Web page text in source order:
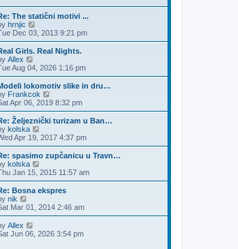
o
s
e
s
p
o
s
e
l
t
e
s
p
o
s
t
w
t
h
e
l
a
e
s
t
p
o
s
t
The statični motivi ...
hrnjic
i
e
w
h
e
a
t
e
t
p
o
s
t
Dec 03, 2013 9:21 pm
Girls. Real Nights.
Allex
i
e
w
t
h
a
t
e
t
p
o
s
t
Aug 04, 2026 1:16 pm
lokomotiv slike in dru…
Frankcok
i
e
w
h
a
t
e
t
o
s
Apr 06, 2019 8:32 pm
Željeznički turizam u Ban…
kolska
i
e
w
h
a
t
e
p
Apr 19, 2017 4:37 pm
spasimo zupčanicu u Travn…
kolska
i
e
w
h
a
t
Jan 15, 2015 11:57 am
Bosna ekspres
nik
i
e
w
t
Mar 01, 2014 2:46 am
Allex
Jun 06, 2026 3:54 pm